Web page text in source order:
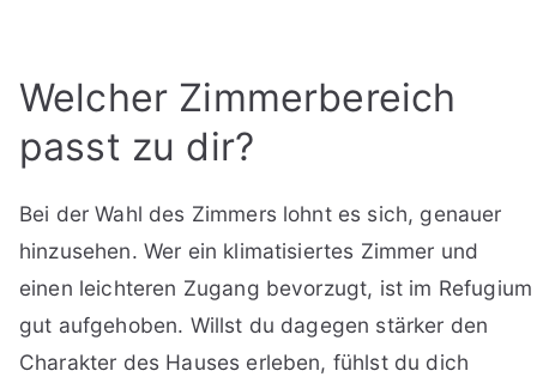
Welcher Zimmerbereich
passt zu dir?
Bei der Wahl des Zimmers lohnt es sich, genauer
hinzusehen. Wer ein klimatisiertes Zimmer und
einen leichteren Zugang bevorzugt, ist im Refugium
gut aufgehoben. Willst du dagegen stärker den
Charakter des Hauses erleben, fühlst du dich